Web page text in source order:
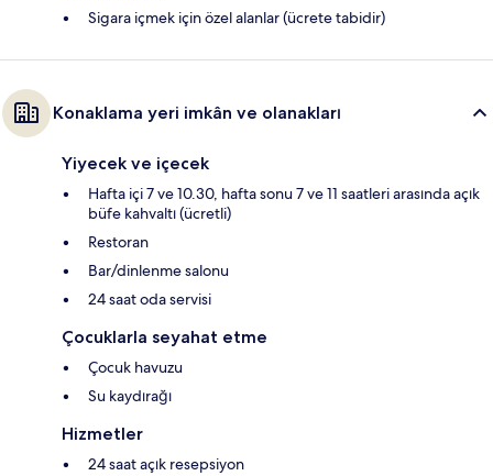
Sigara içmek için özel alanlar (ücrete tabidir)
Konaklama yeri imkân ve olanakları
Yiyecek ve içecek
Hafta içi 7 ve 10.30, hafta sonu 7 ve 11 saatleri arasında açık
büfe kahvaltı (ücretli)
Restoran
Bar/dinlenme salonu
24 saat oda servisi
Çocuklarla seyahat etme
Çocuk havuzu
Su kaydırağı
Hizmetler
24 saat açık resepsiyon